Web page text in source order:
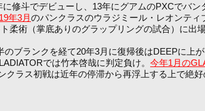
斗でデビューし、13年にグアムのPXCでバ
19年3月のパンクラスのウラジミール・レオンテ
柔術（掌底ありのグラップリングの試合）に出
ブランクを経て20年3月に復帰後はDEEPに上
では竹本啓哉に判定負け。 今年1月の
ラス初戦は近年の停滞から再浮上する上で絶好